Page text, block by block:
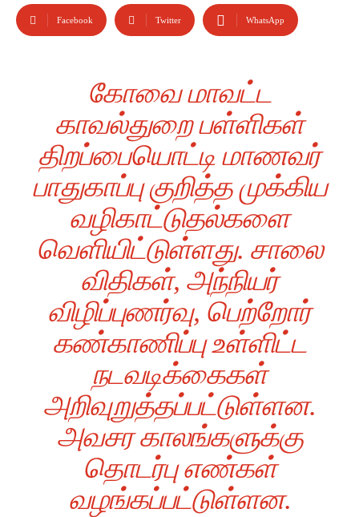
Facebook Twitter WhatsApp
கோவை மாவட்ட
காவல்துறை பள்ளிகள்
திறப்பையொட்டி மாணவர்
பாதுகாப்பு குறித்த முக்கிய
வழிகாட்டுதல்களை
வெளியிட்டுள்ளது. சாலை
விதிகள், அந்நியர்
விழிப்புணர்வு, பெற்றோர்
கண்காணிப்பு உள்ளிட்ட
நடவடிக்கைகள்
அறிவுறுத்தப்பட்டுள்ளன.
அவசர காலங்களுக்கு
தொடர்பு எண்கள்
வழங்கப்பட்டுள்ளன.